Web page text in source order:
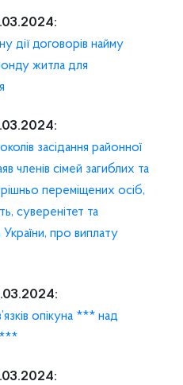
дії договорів найму
житла для
засідання районної
членів сімей загиблих та
переміщених осіб,
суверенітет та
України, про виплату
опікуна *** над